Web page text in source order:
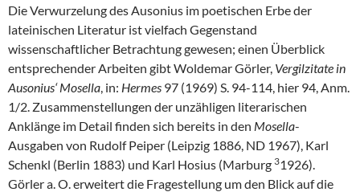
Die Verwurzelung des Ausonius im poetischen Erbe der
lateinischen Literatur ist vielfach Gegenstand
wissenschaftlicher Betrachtung gewesen; einen Überblick
entsprechender Arbeiten gibt Woldemar Görler, Vergilzitate in
Ausonius‘ Mosella, in: Hermes 97 (1969) S. 94-114, hier 94, Anm.
1/2. Zusammenstellungen der unzähligen literarischen
Anklänge im Detail finden sich bereits in den Mosella-
Ausgaben von Rudolf Peiper (Leipzig 1886, ND 1967), Karl
Schenkl (Berlin 1883) und Karl Hosius (Marburg 31926).
Görler a. O. erweitert die Fragestellung um den Blick auf die